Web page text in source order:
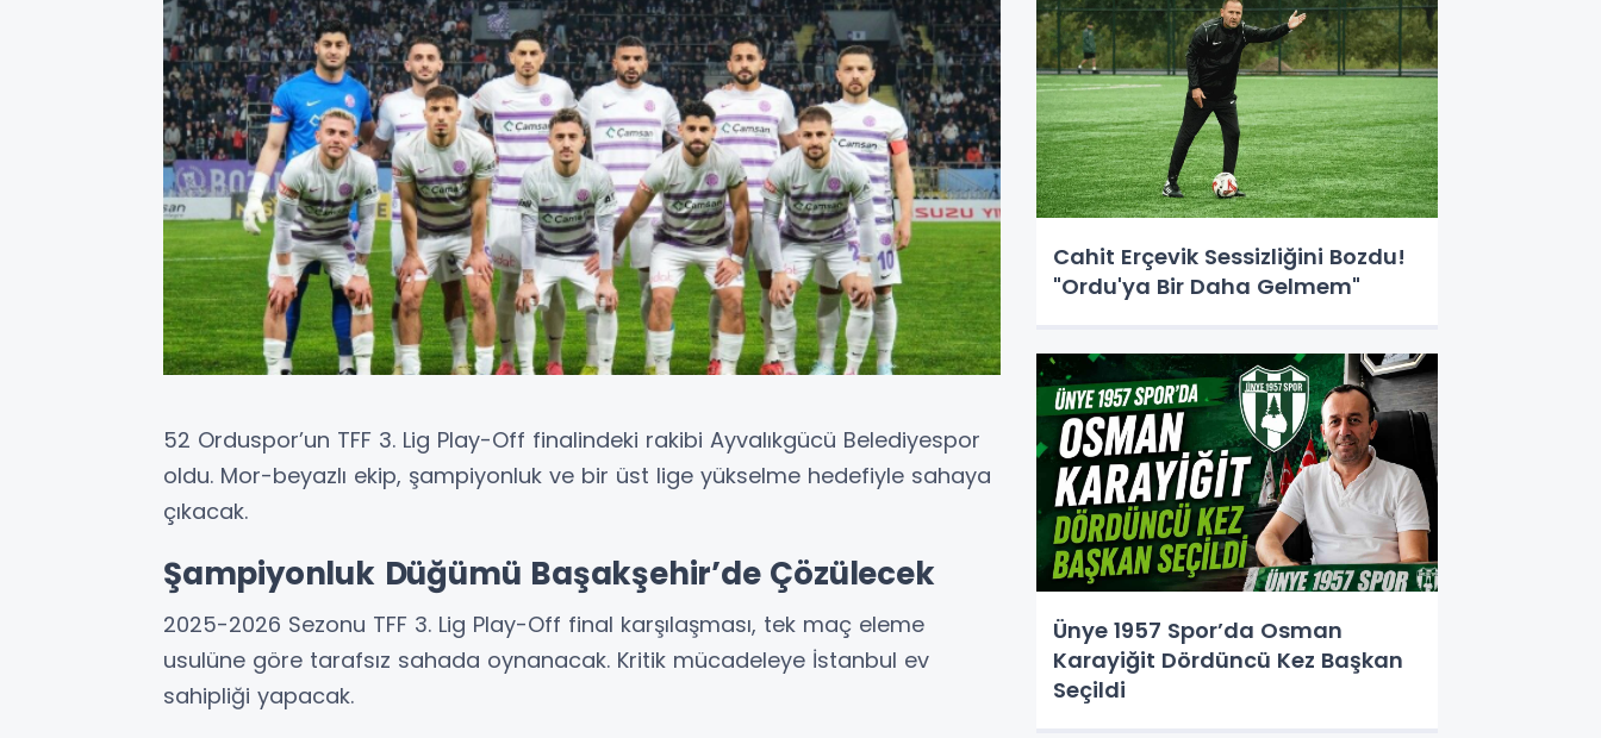
52 Orduspor’un TFF 3. Lig Play-Off finalindeki rakibi Ayvalıkgücü Belediyespor
oldu. Mor-beyazlı ekip, şampiyonluk ve bir üst lige yükselme hedefiyle sahaya
çıkacak.
Şampiyonluk Düğümü Başakşehir’de Çözülecek
2025-2026 Sezonu TFF 3. Lig Play-Off final karşılaşması, tek maç eleme
usulüne göre tarafsız sahada oynanacak. Kritik mücadeleye İstanbul ev
sahipliği yapacak.
Cahit Erçevik Sessizliğini Bozdu!
"Ordu'ya Bir Daha Gelmem"
Ünye 1957 Spor’da Osman
Karayiğit Dördüncü Kez Başkan
Seçildi